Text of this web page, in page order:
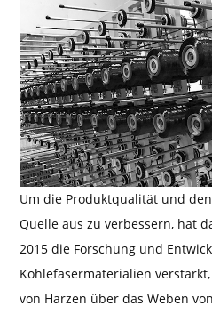
Um die Produktqualität und
Quelle aus zu verbessern, hat
2015 die Forschung und
Kohlefasermaterialien
von Harzen über das Weben